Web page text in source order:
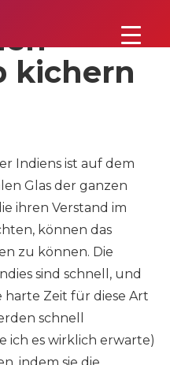
kichern
Indiens ist auf dem
Glas der ganzen
ihren Verstand im
können das
zu können. Die
sind schnell, und
harte Zeit für diese Art
schnell
ich es wirklich erwarte)